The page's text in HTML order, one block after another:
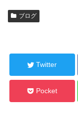
ブログ
Twitter
Pocket